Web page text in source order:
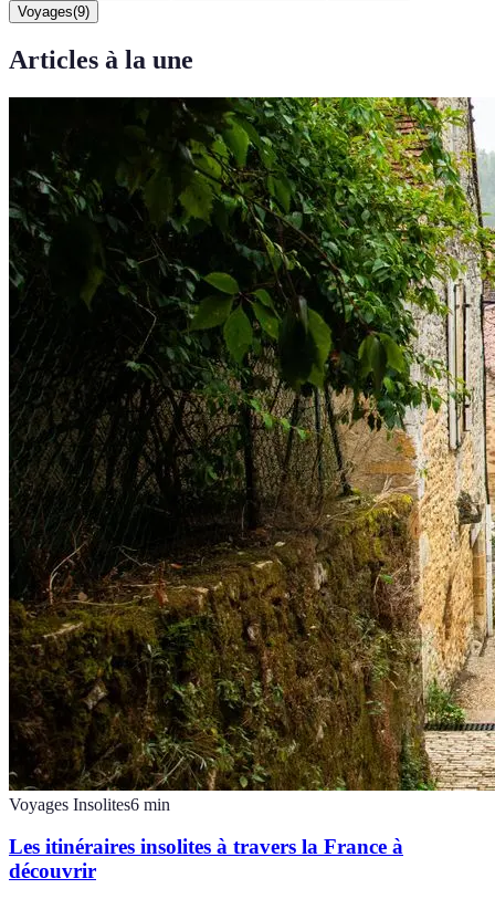
Voyages(9)
Articles à la une
Voyages Insolites6 min
Les itinéraires insolites à travers la France à
découvrir